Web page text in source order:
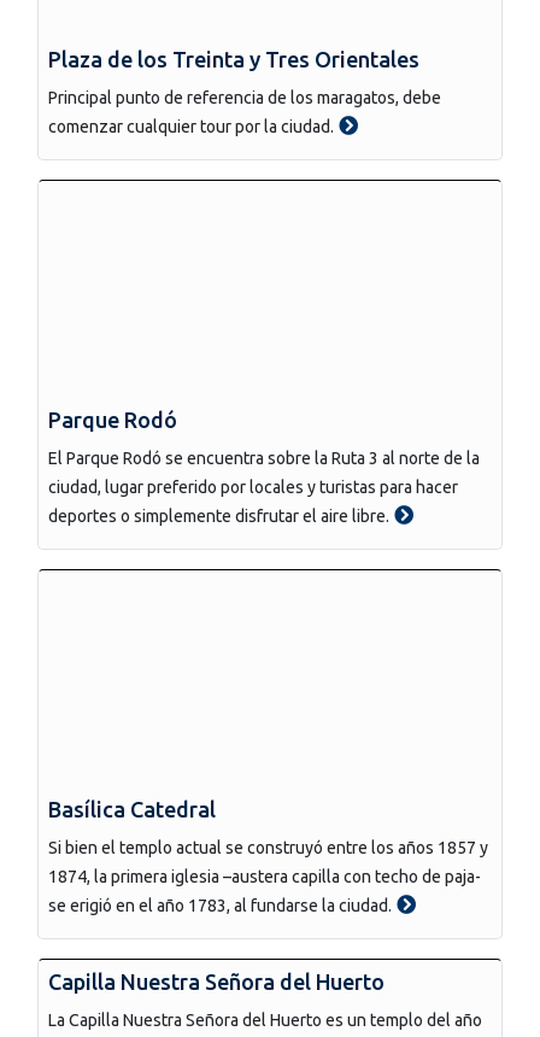
Plaza de los Treinta y Tres Orientales
Principal punto de referencia de los maragatos, debe
comenzar cualquier tour por la ciudad.
Parque Rodó
El Parque Rodó se encuentra sobre la Ruta 3 al norte de la
ciudad, lugar preferido por locales y turistas para hacer
deportes o simplemente disfrutar el aire libre.
Basílica Catedral
Si bien el templo actual se construyó entre los años 1857 y
1874, la primera iglesia –austera capilla con techo de paja-
se erigió en el año 1783, al fundarse la ciudad.
Capilla Nuestra Señora del Huerto
La Capilla Nuestra Señora del Huerto es un templo del año